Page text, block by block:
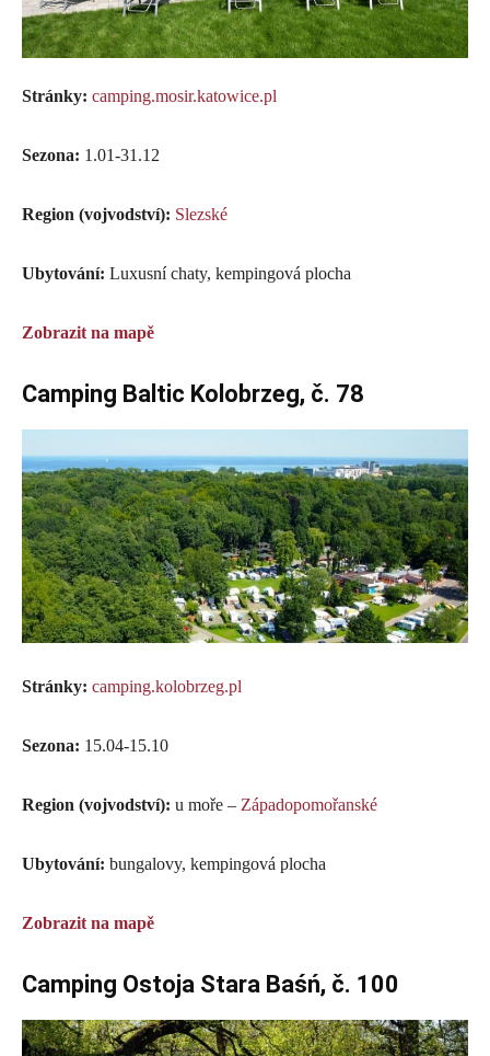
Stránky: camping.mosir.katowice.pl
Sezona: 1.01-31.12
Region (vojvodství): Slezské
Ubytování: Luxusní chaty, kempingová plocha
Zobrazit na mapě
Camping Baltic Kolobrzeg, č. 78
Stránky: camping.kolobrzeg.pl
Sezona: 15.04-15.10
Region (vojvodství): u moře – Západopomořanské
Ubytování: bungalovy, kempingová plocha
Zobrazit na mapě
Camping Ostoja Stara Baśń, č. 100